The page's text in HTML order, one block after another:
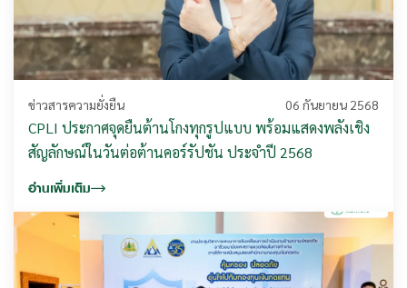
ข่าวสารความยั่งยืน 06 กันยายน 2568
CPLI ประกาศจุดยืนต้านโกงทุกรูปแบบ พร้อมแสดงพลังเชิง
สัญลักษณ์ในวันต่อต้านคอร์รัปชัน ประจำปี 2568
อ่านเพิ่มเติม